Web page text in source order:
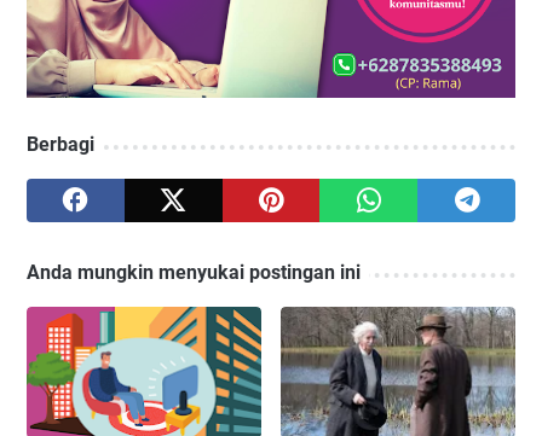
Berbagi
Anda mungkin menyukai postingan ini